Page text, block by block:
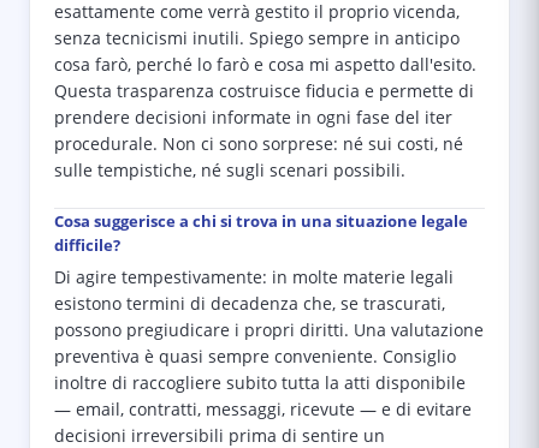
esattamente come verrà gestito il proprio vicenda,
senza tecnicismi inutili. Spiego sempre in anticipo
cosa farò, perché lo farò e cosa mi aspetto dall'esito.
Questa trasparenza costruisce fiducia e permette di
prendere decisioni informate in ogni fase del iter
procedurale. Non ci sono sorprese: né sui costi, né
sulle tempistiche, né sugli scenari possibili.
Cosa suggerisce a chi si trova in una situazione legale
difficile?
Di agire tempestivamente: in molte materie legali
esistono termini di decadenza che, se trascurati,
possono pregiudicare i propri diritti. Una valutazione
preventiva è quasi sempre conveniente. Consiglio
inoltre di raccogliere subito tutta la atti disponibile
— email, contratti, messaggi, ricevute — e di evitare
decisioni irreversibili prima di sentire un